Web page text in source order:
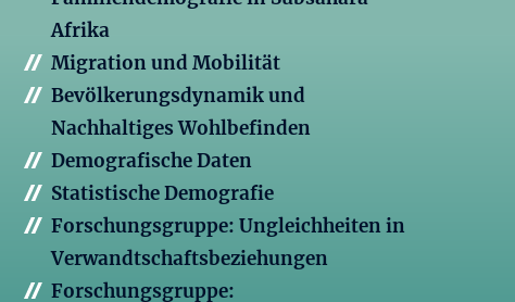
Afrika
Migration und Mobilität
Bevölkerungsdynamik und
Nachhaltiges Wohlbefinden
Demografische Daten
Statistische Demografie
Forschungsgruppe: Ungleichheiten in
Verwandtschaftsbeziehungen
Forschungsgruppe: